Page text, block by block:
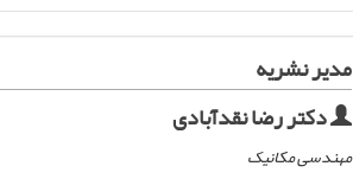
مدیر نشریه
دکتر رضا نقدآبادی
مهندسی مکانیک